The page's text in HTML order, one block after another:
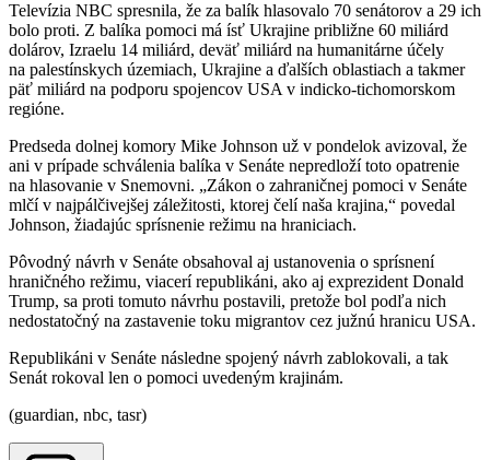
Televízia NBC spresnila, že za balík hlasovalo 70 senátorov a 29 ich
bolo proti. Z balíka pomoci má ísť Ukrajine približne 60 miliárd
dolárov, Izraelu 14 miliárd, deväť miliárd na humanitárne účely
na palestínskych územiach, Ukrajine a ďalších oblastiach a takmer
päť miliárd na podporu spojencov USA v indicko-tichomorskom
regióne.
Predseda dolnej komory Mike Johnson už v pondelok avizoval, že
ani v prípade schválenia balíka v Senáte nepredloží toto opatrenie
na hlasovanie v Snemovni. „Zákon o zahraničnej pomoci v Senáte
mlčí v najpálčivejšej záležitosti, ktorej čelí naša krajina,“ povedal
Johnson, žiadajúc sprísnenie režimu na hraniciach.
Pôvodný návrh v Senáte obsahoval aj ustanovenia o sprísnení
hraničného režimu, viacerí republikáni, ako aj exprezident Donald
Trump, sa proti tomuto návrhu postavili, pretože bol podľa nich
nedostatočný na zastavenie toku migrantov cez južnú hranicu USA.
Republikáni v Senáte následne spojený návrh zablokovali, a tak
Senát rokoval len o pomoci uvedeným krajinám.
(guardian, nbc, tasr)